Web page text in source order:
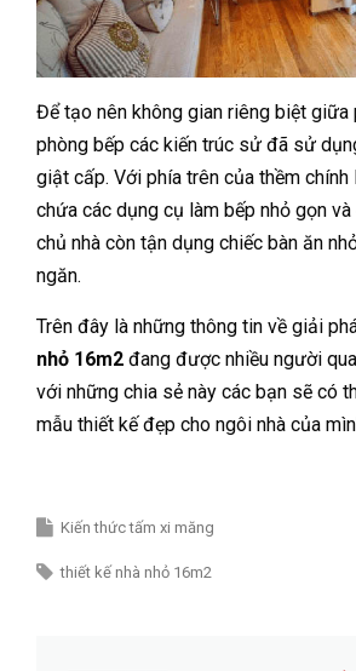
Để tạo nên không gian riêng biệt giữa
phòng bếp các kiến trúc sử đã sử
giật cấp. Với phía trên của thềm chính
chứa các dụng cụ làm bếp nhỏ gọn
chủ nhà còn tận dụng chiếc bàn ăn
ngăn.
Trên đây là những thông tin về giải
nhỏ 16m2 đang được nhiều người
với những chia sẻ này các bạn sẽ có
mẫu thiết kế đẹp cho ngôi nhà của
Kiến thức tấm xi măng
thiết kế nhà nhỏ 16m2